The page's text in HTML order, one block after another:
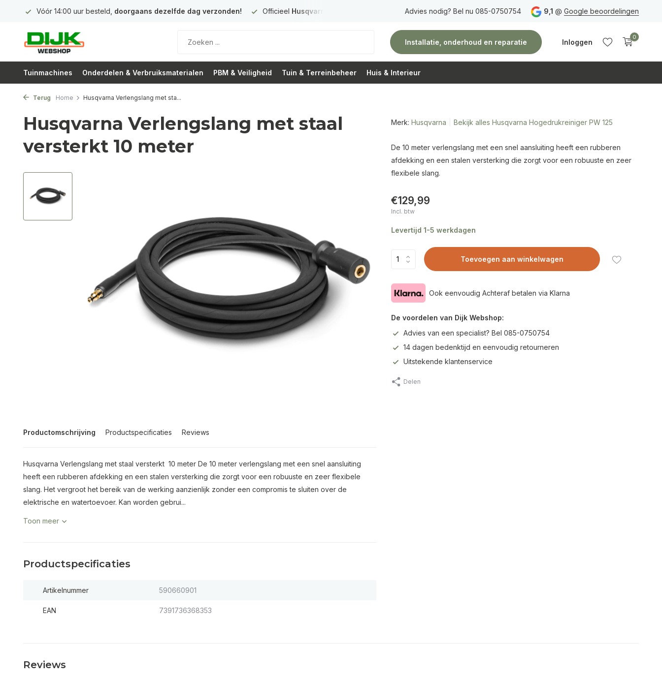
Vóór 14:00 uur besteld, doorgaans dezelfde dag verzonden! Officieel Husqvarna Premium Dealer in Nederland Gratis verzendingvanaf 150 euro Vóór 14:00 uur besteld,
Advies nodig? Bel nu 085-0750754 9,1 @ Google beoordelingen
Installatie, onderhoud en reparatie Inloggen
aanmaken
Account
0
Tuinmachines Onderdelen & Verbruiksmaterialen PBM & Veiligheid Tuin & Terreinbeheer Huis & Interieur
Terug Home Husqvarna Verlengslang met sta...
Husqvarna Verlengslang met staal
versterkt 10 meter
Productomschrijving Productspecificaties Reviews
Husqvarna Verlengslang met staal versterkt 10 meter De 10 meter verlengslang met een snel aansluiting
heeft een rubberen afdekking en een stalen versterking die zorgt voor een robuuste en zeer flexibele
slang. Het vergroot het bereik van de werking aanzienlijk zonder een compromis te sluiten over de
elektrische en watertoevoer. Kan worden gebrui...
Toon meer
Productspecificaties
Artikelnummer 590660901
EAN 7391736368353
Merk: Husqvarna Bekijk alles Husqvarna Hogedrukreiniger PW 125
De 10 meter verlengslang met een snel aansluiting heeft een rubberen
afdekking en een stalen versterking die zorgt voor een robuuste en zeer
flexibele slang.
€129,99
Incl. btw
Levertijd 1-5 werkdagen
Toevoegen aan winkelwagen
Ook eenvoudig Achteraf betalen via Klarna
De voordelen van Dijk Webshop:
Advies van een specialist? Bel 085-0750754
14 dagen bedenktijd en eenvoudig retourneren
Uitstekende klantenservice
Delen
Reviews